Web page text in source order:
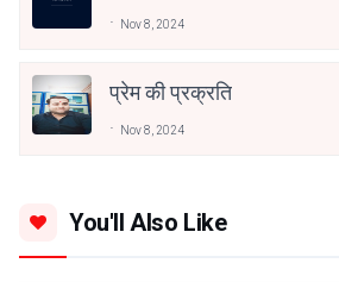
Nov 8, 2024
प्रेम की प्रक्रति
Nov 8, 2024
You'll Also Like